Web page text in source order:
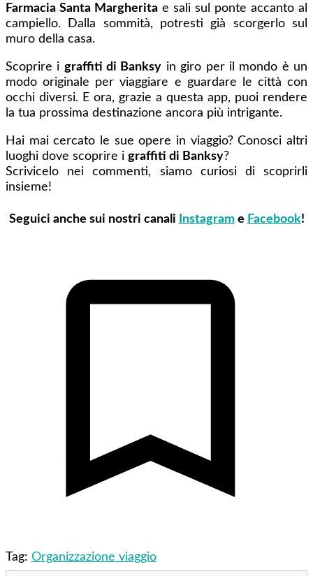
Farmacia Santa Margherita e sali sul ponte accanto al
campiello. Dalla sommità, potresti già scorgerlo sul
muro della casa.
Scoprire i graffiti di Banksy in giro per il mondo è un
modo originale per viaggiare e guardare le città con
occhi diversi. E ora, grazie a questa app, puoi rendere
la tua prossima destinazione ancora più intrigante.
Hai mai cercato le sue opere in viaggio? Conosci altri
luoghi dove scoprire i graffiti di Banksy?
Scrivicelo nei commenti, siamo curiosi di scoprirli
insieme!
Seguici anche sui nostri canali Instagram e Facebook!
Tag: Organizzazione viaggio